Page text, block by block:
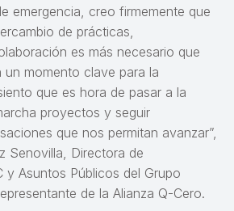
emergencia, creo firmemente que
de prácticas,
es más necesario que
un momento clave para la
que es hora de pasar a la
proyectos y seguir
que nos permitan avanzar”,
Senovilla, Directora de
y Asuntos Públicos del Grupo
de la Alianza Q-Cero.